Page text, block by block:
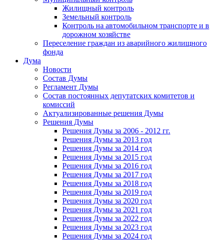
Жилищный контроль
Земельный контроль
Контроль на автомобильном транспорте и в
дорожном хозяйстве
Переселение граждан из аварийного жилищного
фонда
Дума
Новости
Состав Думы
Регламент Думы
Состав постоянных депутатских комитетов и
комиссий
Актуализированные решения Думы
Решения Думы
Решения Думы за 2006 - 2012 гг.
Решения Думы за 2013 год
Решения Думы за 2014 год
Решения Думы за 2015 год
Решения Думы за 2016 год
Решения Думы за 2017 год
Решения Думы за 2018 год
Решения Думы за 2019 год
Решения Думы за 2020 год
Решения Думы за 2021 год
Решения Думы за 2022 год
Решения Думы за 2023 год
Решения Думы за 2024 год